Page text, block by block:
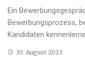
Ein
Bewerbungsprozess,
Kandidaten
30. August 2023